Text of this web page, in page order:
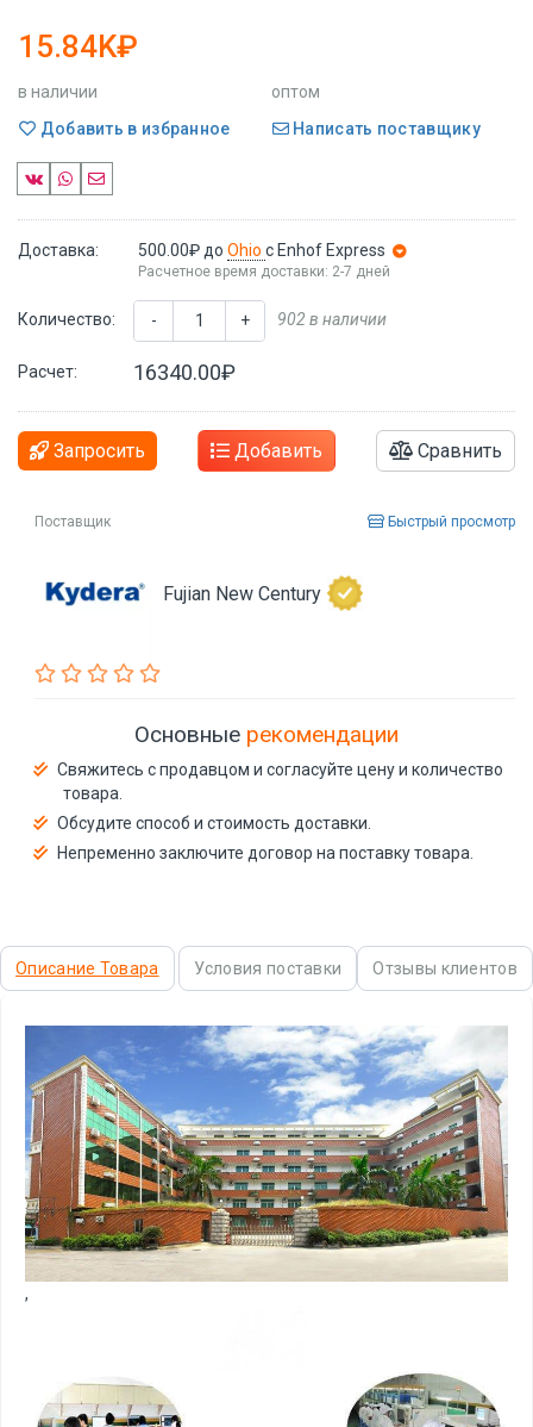
15.84K₽
в наличии
оптом
Добавить в избранное
Написать поставщику
Доставка: 500.00₽ до Ohio с Enhof Express
Расчетное время доставки: 2-7 дней
Количество: - + 902 в наличии
Расчет: 16340.00₽
Запросить Добавить Сравнить
Поставщик Быстрый просмотр
Fujian New Century
Основные рекомендации
Свяжитесь с продавцом и согласуйте цену и количество
товара.
Обсудите способ и стоимость доставки.
Непременно заключите договор на поставку товара.
Описание Товара Условия поставки Отзывы клиентов
,